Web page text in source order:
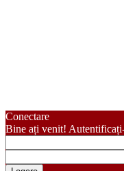
Conectare
Bine ați venit!